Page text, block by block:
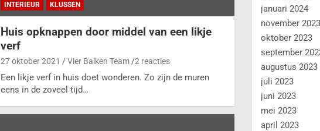
INTERIEUR KLUSSEN
Huis opknappen door middel van een likje
verf
27 oktober 2021 Vier Balken Team 2 reacties
Een likje verf in huis doet wonderen. Zo zijn de muren
eens in de zoveel tijd…
januari 2024
november 2023
oktober 2023
september
augustus 2023
juli 2023
juni 2023
mei 2023
april 2023